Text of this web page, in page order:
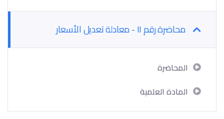
محاضرة رقم ١١ - معادلة تعديل الأسعار
المحاضرة
المادة العلمية